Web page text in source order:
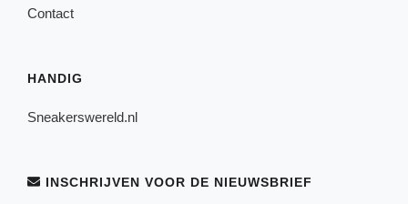
Contact
HANDIG
Sneakerswereld.nl
INSCHRIJVEN VOOR DE NIEUWSBRIEF